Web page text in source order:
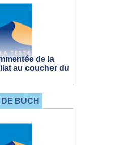
de la
au coucher du
BUCH